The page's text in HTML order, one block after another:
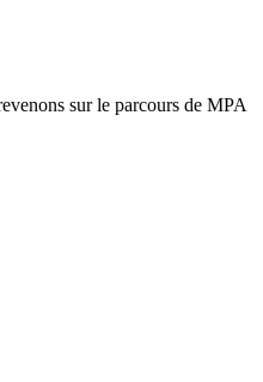
sur le parcours de MPA